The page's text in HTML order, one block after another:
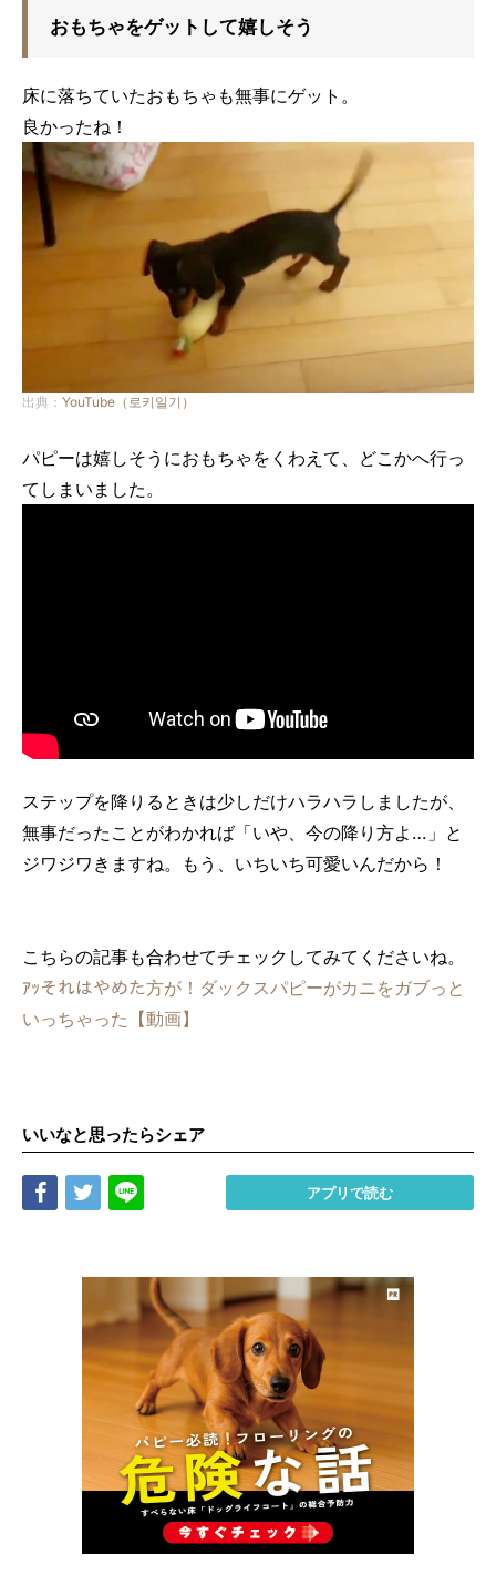
おもちゃをゲットして嬉しそう
床に落ちていたおもちゃも無事にゲット。
良かったね！
出典： YouTube（로키일기）
パピーは嬉しそうにおもちゃをくわえて、どこかへ行っ
てしまいました。
ステップを降りるときは少しだけハラハラしましたが、
無事だったことがわかれば「いや、今の降り方よ…」と
ジワジワきますね。もう、いちいち可愛いんだから！
こちらの記事も合わせてチェックしてみてくださいね。
ｱｯそれはやめた方が！ダックスパピーがカニをガブっと
いっちゃった【動画】
いいなと思ったらシェア
Share Tweet アプリで読む